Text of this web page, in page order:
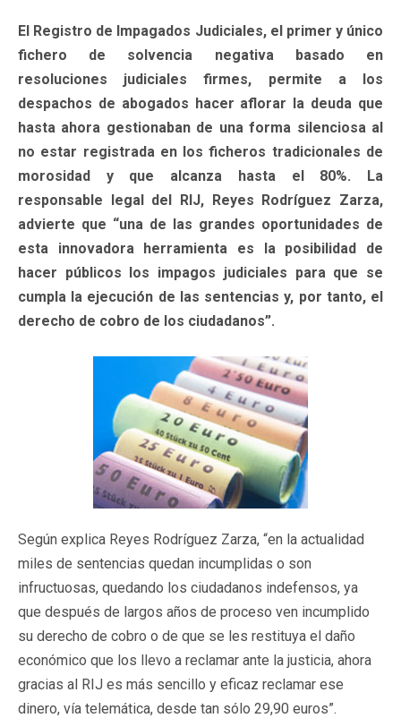
El Registro de Impagados Judiciales, el primer y único
fichero de solvencia negativa basado en
resoluciones judiciales firmes, permite a los
despachos de abogados hacer aflorar la deuda que
hasta ahora gestionaban de una forma silenciosa al
no estar registrada en los ficheros tradicionales de
morosidad y que alcanza hasta el 80%. La
responsable legal del RIJ, Reyes Rodríguez Zarza,
advierte que “una de las grandes oportunidades de
esta innovadora herramienta es la posibilidad de
hacer públicos los impagos judiciales para que se
cumpla la ejecución de las sentencias y, por tanto, el
derecho de cobro de los ciudadanos”.
Según explica Reyes Rodríguez Zarza, “en la actualidad
miles de sentencias quedan incumplidas o son
infructuosas, quedando los ciudadanos indefensos, ya
que después de largos años de proceso ven incumplido
su derecho de cobro o de que se les restituya el daño
económico que los llevo a reclamar ante la justicia, ahora
gracias al RIJ es más sencillo y eficaz reclamar ese
dinero, vía telemática, desde tan sólo 29,90 euros”.